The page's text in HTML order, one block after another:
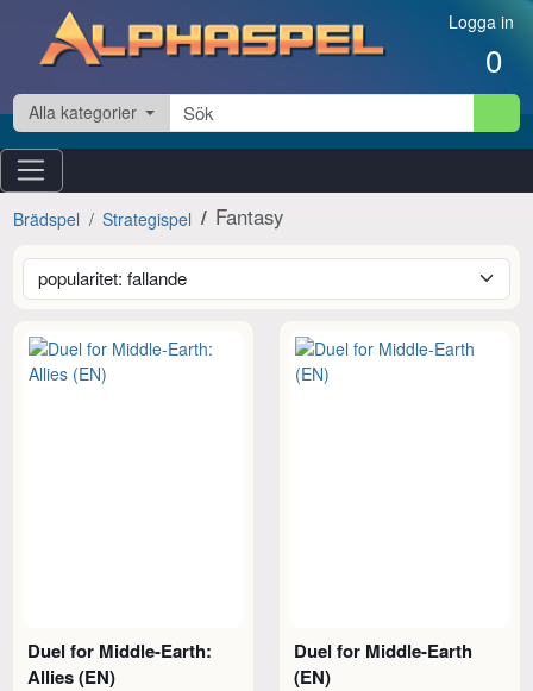
Hoppa till innehåll Logga in
0
Alla kategorier
Brädspel Strategispel Fantasy
Duel for Middle-Earth:
Allies (EN)
Duel for Middle-Earth
(EN)